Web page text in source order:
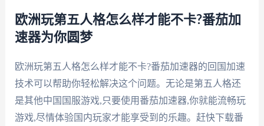
欧洲玩第五人格怎么样才能不卡?番茄加
速器为你圆梦
欧洲玩第五人格怎么样才能不卡?番茄加速器的回国加速
技术可以帮助你轻松解决这个问题。无论是第五人格还
是其他中国国服游戏,只要使用番茄加速器,你就能流畅玩
游戏,尽情体验国内玩家才能享受到的乐趣。赶快下载番